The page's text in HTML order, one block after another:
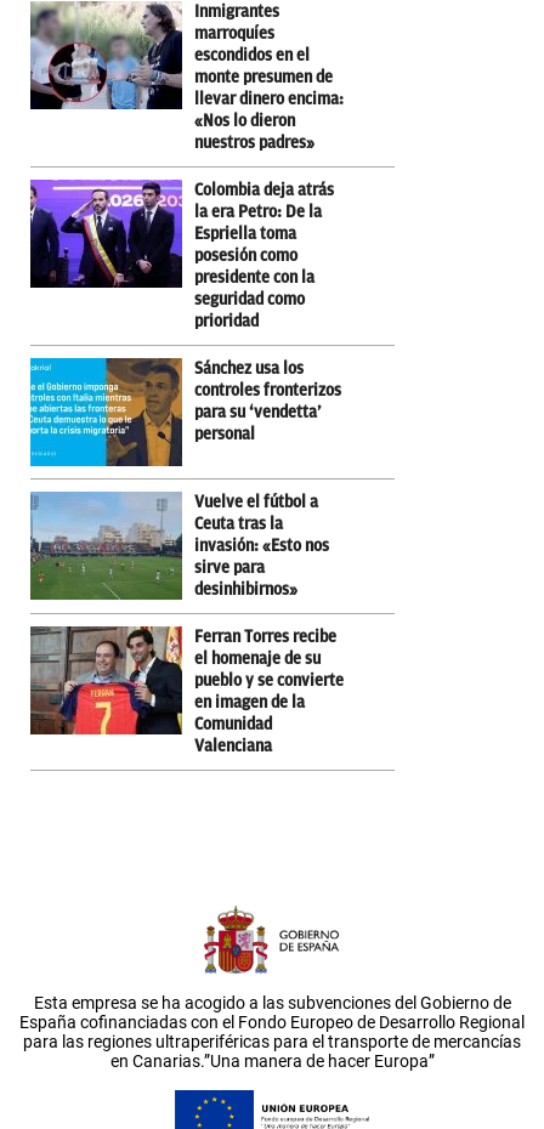
Inmigrantes
marroquíes
escondidos en el
monte presumen de
llevar dinero encima:
«Nos lo dieron
nuestros padres»
Colombia deja atrás
la era Petro: De la
Espriella toma
posesión como
presidente con la
seguridad como
prioridad
Sánchez usa los
controles fronterizos
para su ‘vendetta’
personal
Vuelve el fútbol a
Ceuta tras la
invasión: «Esto nos
sirve para
desinhibirnos»
Ferran Torres recibe
el homenaje de su
pueblo y se convierte
en imagen de la
Comunidad
Valenciana
Esta empresa se ha acogido a las subvenciones del Gobierno de
España cofinanciadas con el Fondo Europeo de Desarrollo Regional
para las regiones ultraperiféricas para el transporte de mercancías
en Canarias.”Una manera de hacer Europa”